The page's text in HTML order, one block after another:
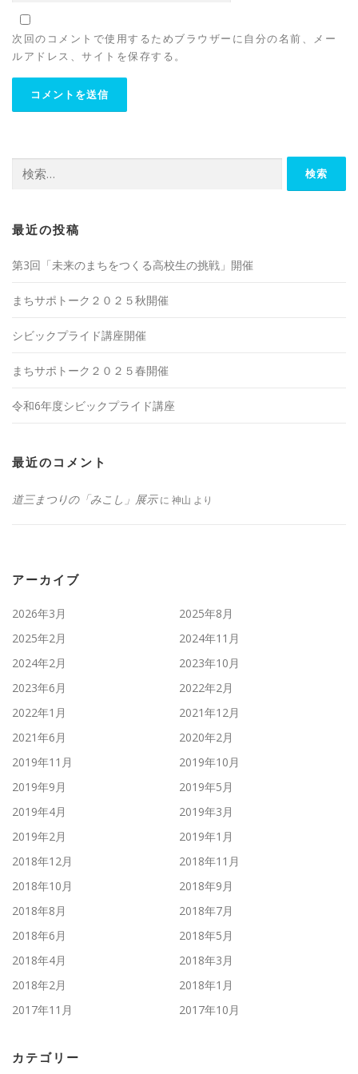
次回のコメントで使用するためブラウザーに自分の名前、メー
ルアドレス、サイトを保存する。
索:
最近の投稿
第3回「未来のまちをつくる高校生の挑戦」開催
まちサポトーク２０２５秋開催
シビックプライド講座開催
まちサポトーク２０２５春開催
令和6年度シビックプライド講座
最近のコメント
道三まつりの「みこし」展示に 神山 より
アーカイブ
2026年3月
2025年8月
2025年2月
2024年11月
2024年2月
2023年10月
2023年6月
2022年2月
2022年1月
2021年12月
2021年6月
2020年2月
2019年11月
2019年10月
2019年9月
2019年5月
2019年4月
2019年3月
2019年2月
2019年1月
2018年12月
2018年11月
2018年10月
2018年9月
2018年8月
2018年7月
2018年6月
2018年5月
2018年4月
2018年3月
2018年2月
2018年1月
2017年11月
2017年10月
カテゴリー